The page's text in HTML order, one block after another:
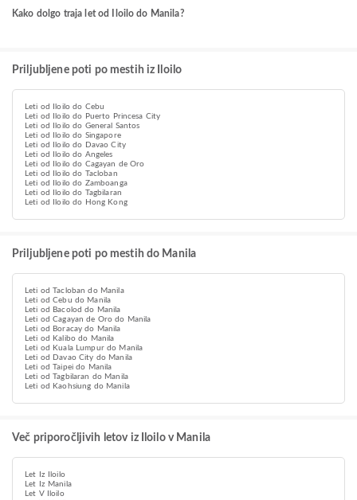
Kako dolgo traja let od Iloilo do Manila?
Priljubljene poti po mestih iz Iloilo
Leti od Iloilo do Cebu
Leti od Iloilo do Puerto Princesa City
Leti od Iloilo do General Santos
Leti od Iloilo do Singapore
Leti od Iloilo do Davao City
Leti od Iloilo do Angeles
Leti od Iloilo do Cagayan de Oro
Leti od Iloilo do Tacloban
Leti od Iloilo do Zamboanga
Leti od Iloilo do Tagbilaran
Leti od Iloilo do Hong Kong
Priljubljene poti po mestih do Manila
Leti od Tacloban do Manila
Leti od Cebu do Manila
Leti od Bacolod do Manila
Leti od Cagayan de Oro do Manila
Leti od Boracay do Manila
Leti od Kalibo do Manila
Leti od Kuala Lumpur do Manila
Leti od Davao City do Manila
Leti od Taipei do Manila
Leti od Tagbilaran do Manila
Leti od Kaohsiung do Manila
Več priporočljivih letov iz Iloilo v Manila
Let Iz Iloilo
Let Iz Manila
Let V Iloilo